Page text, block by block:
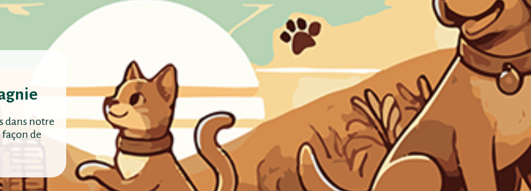
dans notre
de